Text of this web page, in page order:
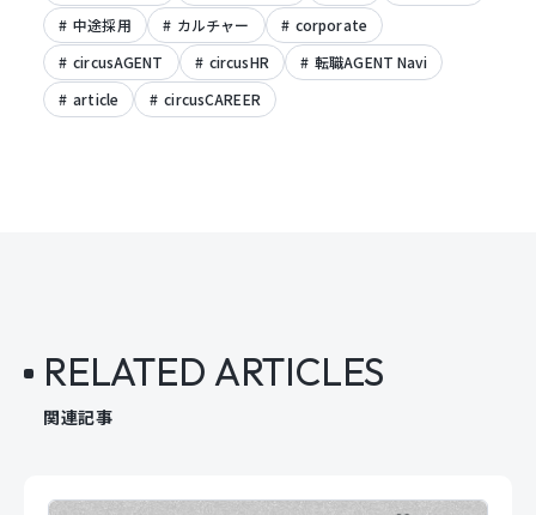
中途採用
カルチャー
corporate
circusAGENT
circusHR
転職AGENT Navi
article
circusCAREER
RELATED ARTICLES
関連記事